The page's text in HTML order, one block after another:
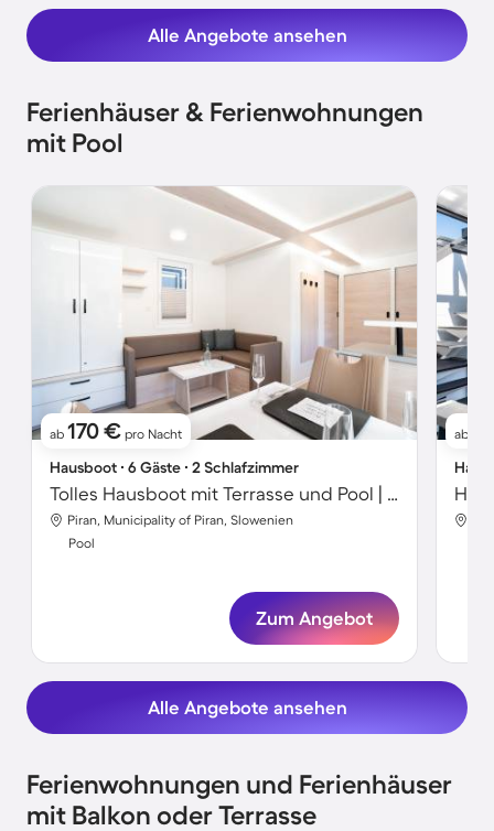
Alle Angebote ansehen
Ferienhäuser & Ferienwohnungen
mit Pool
ab 170 € pro Nacht
Hausboot ∙ 6 Gäste ∙ 2 Schlafzimmer
Tolles Hausboot mit Terrasse und Pool | Meerblick | Strand in der Nähe
Piran, Municipality of Piran, Slowenien
Pool
Zum Angebot
ab
Alle Angebote ansehen
Ferienwohnungen und Ferienhäuser
mit Balkon oder Terrasse